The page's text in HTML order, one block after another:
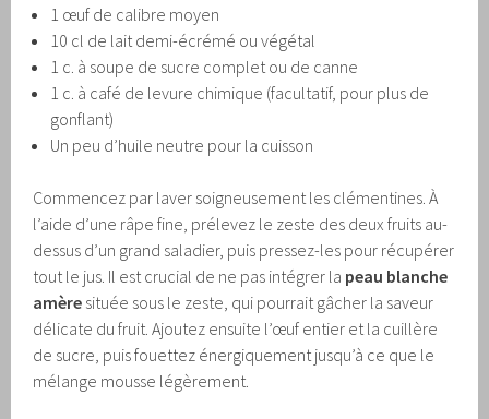
1 œuf de calibre moyen
10 cl de lait demi-écrémé ou végétal
1 c. à soupe de sucre complet ou de canne
1 c. à café de levure chimique (facultatif, pour plus de
gonflant)
Un peu d’huile neutre pour la cuisson
Commencez par laver soigneusement les clémentines. À
l’aide d’une râpe fine, prélevez le zeste des deux fruits au-
dessus d’un grand saladier, puis pressez-les pour récupérer
tout le jus. Il est crucial de ne pas intégrer la peau blanche
amère située sous le zeste, qui pourrait gâcher la saveur
délicate du fruit. Ajoutez ensuite l’œuf entier et la cuillère
de sucre, puis fouettez énergiquement jusqu’à ce que le
mélange mousse légèrement.